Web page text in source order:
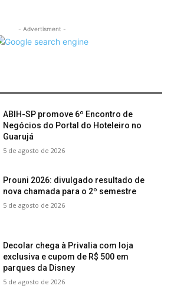
- Advertisment -
ABIH-SP promove 6º Encontro de
Negócios do Portal do Hoteleiro no
Guarujá
5 de agosto de 2026
Prouni 2026: divulgado resultado de
nova chamada para o 2º semestre
5 de agosto de 2026
Decolar chega à Privalia com loja
exclusiva e cupom de R$ 500 em
parques da Disney
5 de agosto de 2026